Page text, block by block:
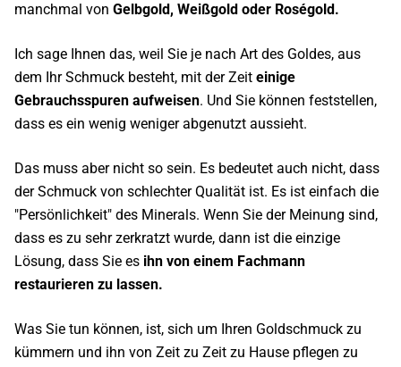
manchmal von Gelbgold, Weißgold oder Roségold.
Ich sage Ihnen das, weil Sie je nach Art des Goldes, aus
dem Ihr Schmuck besteht, mit der Zeit einige
Gebrauchsspuren aufweisen. Und Sie können feststellen,
dass es ein wenig weniger abgenutzt aussieht.
Das muss aber nicht so sein. Es bedeutet auch nicht, dass
der Schmuck von schlechter Qualität ist. Es ist einfach die
"Persönlichkeit" des Minerals. Wenn Sie der Meinung sind,
dass es zu sehr zerkratzt wurde, dann ist die einzige
Lösung, dass Sie es ihn von einem Fachmann
restaurieren zu lassen.
Was Sie tun können, ist, sich um Ihren Goldschmuck zu
kümmern und ihn von Zeit zu Zeit zu Hause pflegen zu